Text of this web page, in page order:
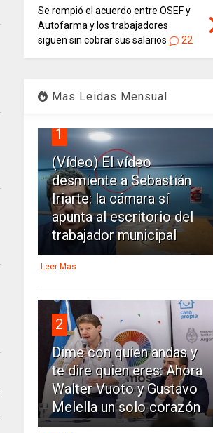
Se rompió el acuerdo entre OSEF y
Autofarma y los trabajadores
siguen sin cobrar sus salarios
22
Mas Leidas Mensual
1
(Vídeo) El vídeo
desmiente a Sebastián
Iriarte: la cámara sí
apunta al escritorio del
trabajador municipal
Leer Mas
2
Dime con quien andas y
te dire quien eres: Ahora
Walter Vuoto y Gustavo
Melella un solo corazón